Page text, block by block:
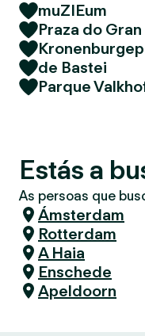
muZIEum
Praza do
de Bastei
Parque
Estás a
As persoas que
Ámsterdam
Rotterdam
A Haia
Enschede
Apeldoorn